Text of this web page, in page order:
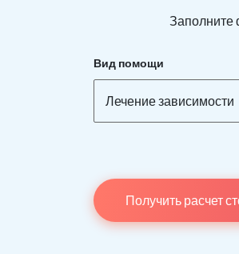
Заполните
Вид помощи
Лечение зависимости
Получить расчет